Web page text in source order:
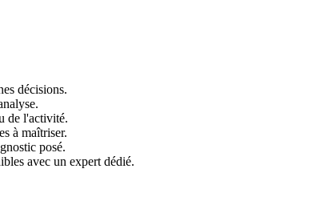
décisions.
de l'activité.
à maîtriser.
posé.
avec un expert dédié.